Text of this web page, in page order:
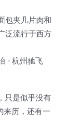
包夹几片肉和
泛流行于西方
只是似乎没有
历，还有一